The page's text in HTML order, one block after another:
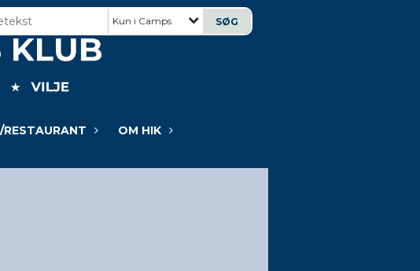
Kun i Camps
RESTAURANT
OM HIK